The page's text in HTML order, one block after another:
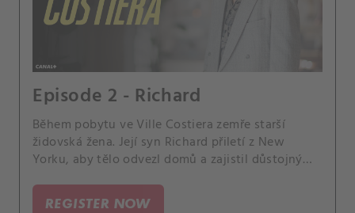
Episode 2 - Richard
Během pobytu ve Ville Costiera zemře starší
židovská žena. Její syn Richard přiletí z New
Yorku, aby tělo odvezl domů a zajistil důstojný
REGISTER NOW